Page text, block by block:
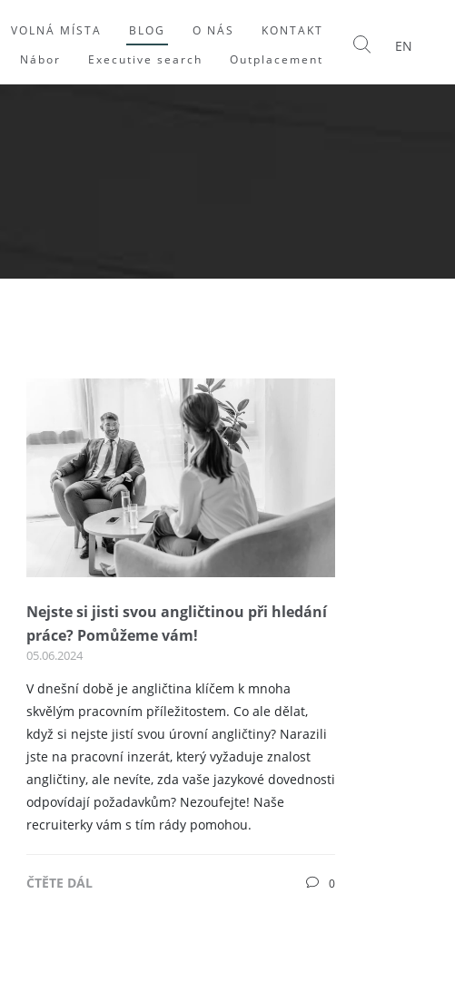
VOLNÁ MÍSTA BLOG O NÁS
KONTAKT
Nábor Executive search Outplacement
EN
Nejste si jisti svou angličtinou při hledání
práce? Pomůžeme vám!
05.06.2024
V dnešní době je angličtina klíčem k mnoha
skvělým pracovním příležitostem. Co ale dělat,
když si nejste jistí svou úrovní angličtiny? Narazili
jste na pracovní inzerát, který vyžaduje znalost
angličtiny, ale nevíte, zda vaše jazykové dovednosti
odpovídají požadavkům? Nezoufejte! Naše
recruiterky vám s tím rády pomohou.
ČTĚTE DÁL 0